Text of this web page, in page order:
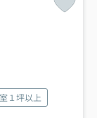
１坪以上